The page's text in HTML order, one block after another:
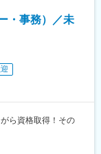
小田急相模原駅、
、溝の口駅、川崎
相模大野駅、橋本
、中央林間駅、湘南
駅、東京ディズニ
本八幡駅(都営線)、
駅、幸谷駅、野田
)、菊川駅(東京都)、
天寺駅、高輪ゲー
駅、大森海岸駅、
駅、参宮橋駅、浜松
、津田沼駅、成田
駅、大通駅、すす
駅(函館本線)、新札
前駅、扇大橋駅、
在家駅、舎人公園
駅、三軒茶屋駅、駒
天寺駅、学芸大学
・事務）／未
ら資格取得！その